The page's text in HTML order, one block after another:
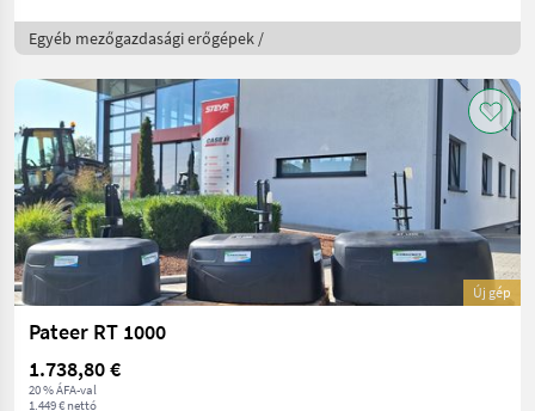
Egyéb mezőgazdasági erőgépek /
Új gép
Pateer RT 1000
1.738,80 €
20 % ÁFA-val
1.449 € nettó